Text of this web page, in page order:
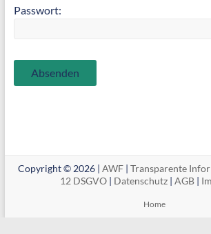
Passwort:
Copyright © 2026 |AWF |Transparente
12 DSGVO| Datenschutz| AGB|
Home